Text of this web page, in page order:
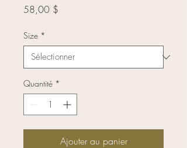
58,00 $
Size *
Quantité *
Ajouter au panier